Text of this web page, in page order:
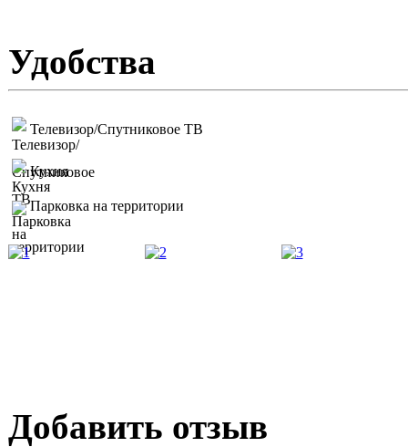
Удобства
Телевизор/Спутниковое ТВ
Кухня
Парковка на территории
Добавить отзыв